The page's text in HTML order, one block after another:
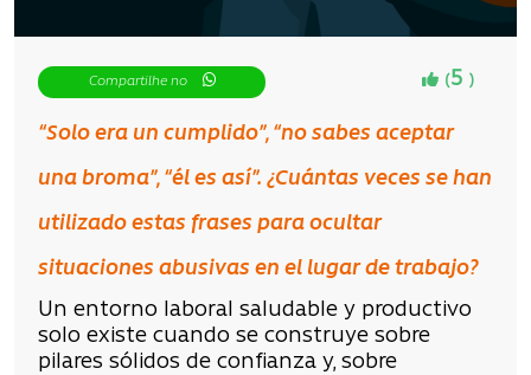
Compartilhe no (5 )
“Solo era un cumplido”, “no sabes aceptar
una broma”, “él es así”. ¿Cuántas veces se han
utilizado estas frases para ocultar
situaciones abusivas en el lugar de trabajo?
Un entorno laboral saludable y productivo
solo existe cuando se construye sobre
pilares sólidos de confianza y, sobre